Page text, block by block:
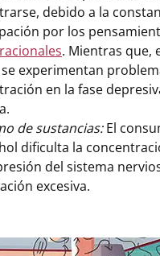
debido a la
por los
. Mientras que,
experimentan
en la fase
de sustancias:El
dificulta la
del sistema
excesiva.